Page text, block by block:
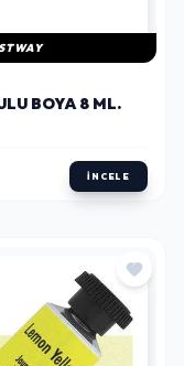
BOYA 8 ML.
İNCELE